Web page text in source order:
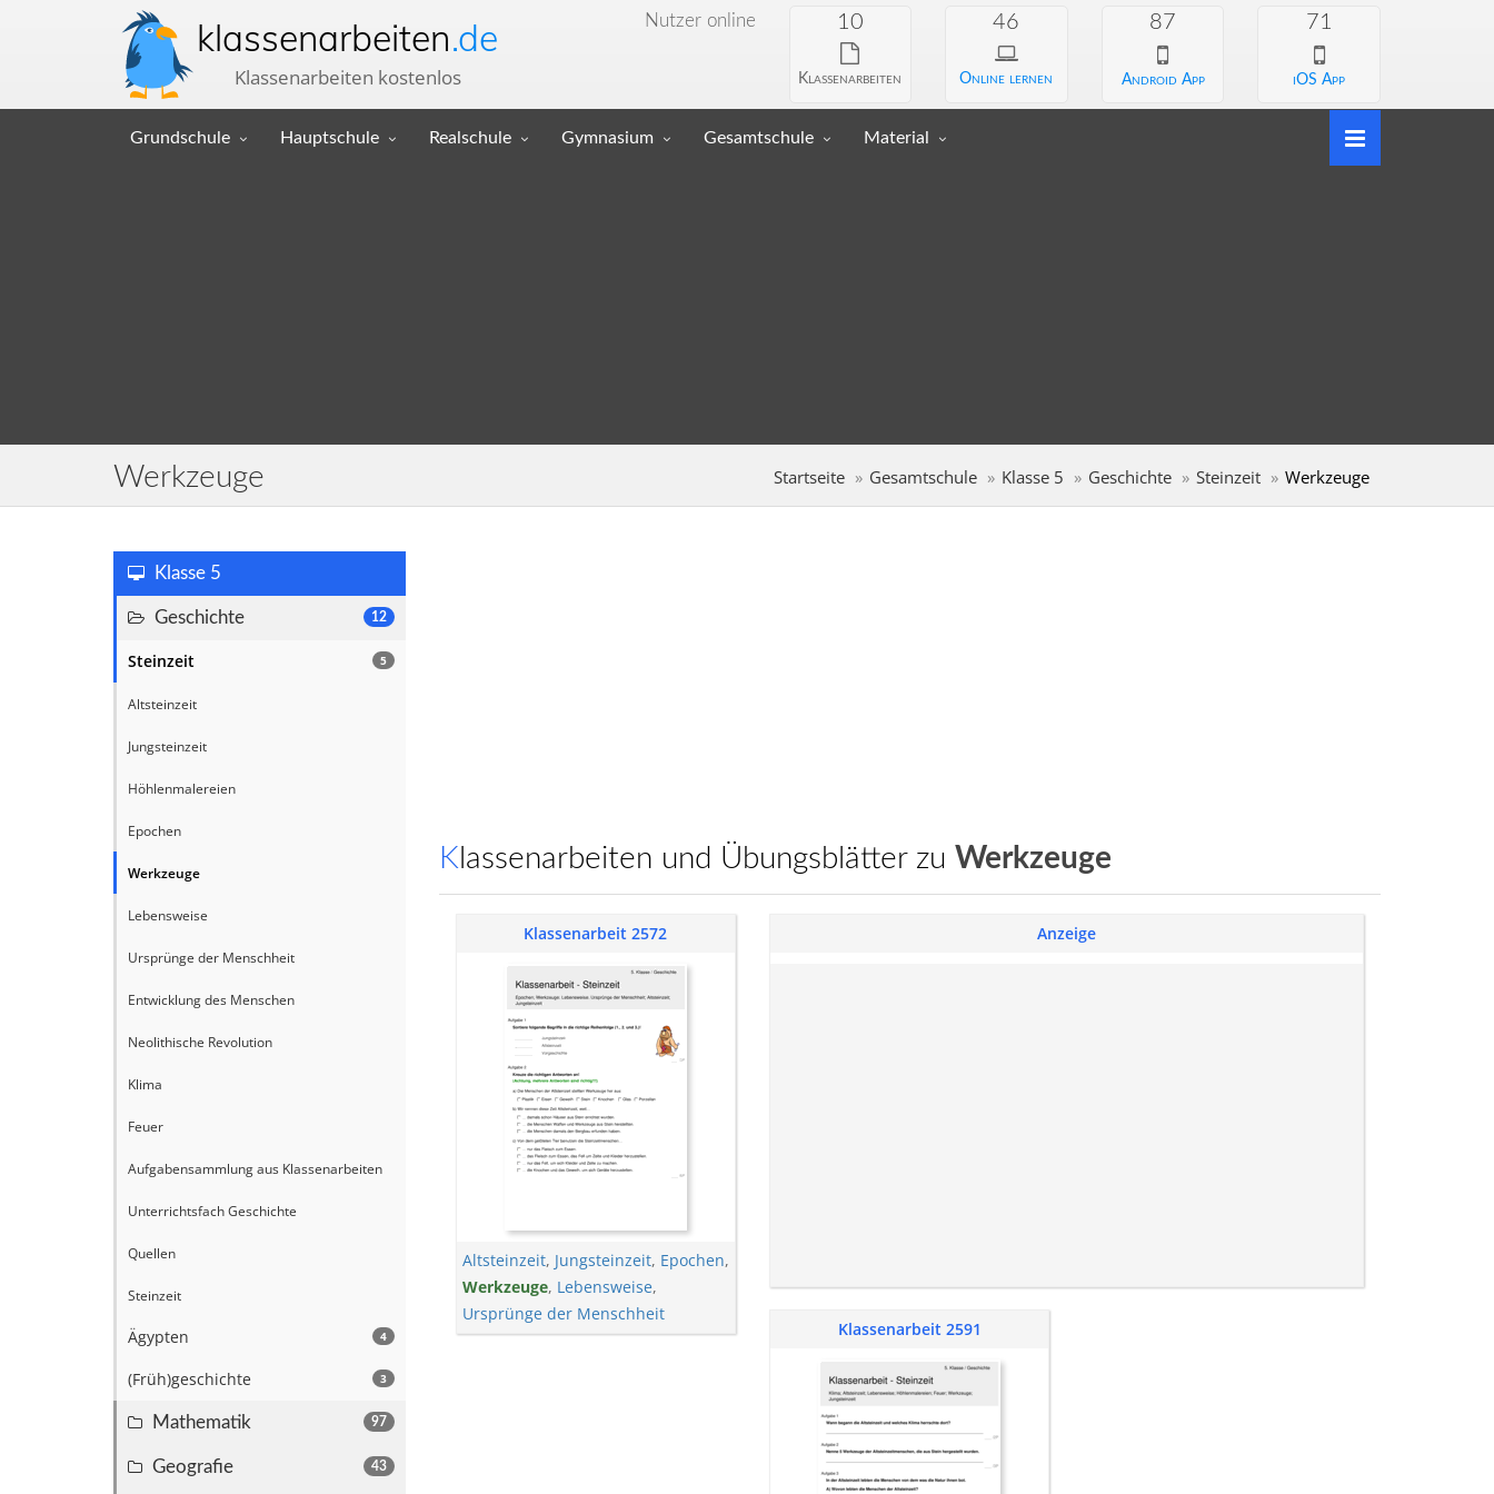
klassenarbeiten.de
Klassenarbeiten kostenlos
Nutzer online 10
Klassenarbeiten
46
Online lernen
87
Android App
71
iOS App
Grundschule Hauptschule Realschule Gymnasium Gesamtschule Material
Werkzeuge Startseite Gesamtschule Klasse 5 Geschichte Steinzeit Werkzeuge
Klasse 5
12
Geschichte
5
Steinzeit
Altsteinzeit
Jungsteinzeit
Höhlenmalereien
Epochen
Werkzeuge
Lebensweise
Ursprünge der Menschheit
Entwicklung des Menschen
Neolithische Revolution
Klima
Feuer
Aufgabensammlung aus Klassenarbeiten
Unterrichtsfach Geschichte
Quellen
Steinzeit
4
Ägypten
3
(Früh)geschichte
97
Mathematik
43
Geografie
Klassenarbeiten und Übungsblätter zu Werkzeuge
Klassenarbeit 2572
Altsteinzeit, Jungsteinzeit, Epochen,
Werkzeuge, Lebensweise,
Ursprünge der Menschheit
Anzeige
Klassenarbeit 2591